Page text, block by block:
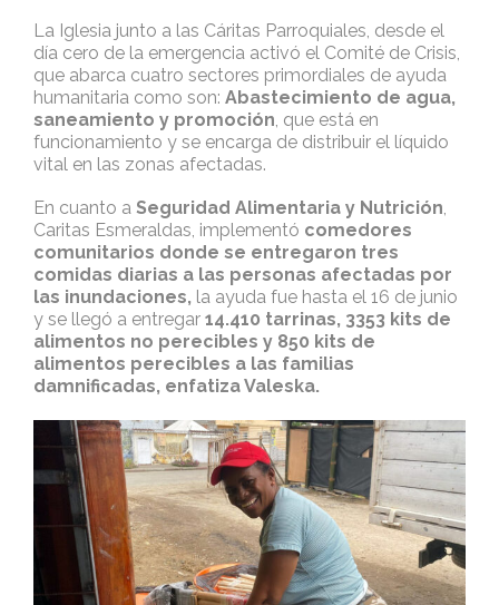
La Iglesia junto a las Cáritas Parroquiales, desde el
día cero de la emergencia activó el Comité de Crisis,
que abarca cuatro sectores primordiales de ayuda
humanitaria como son: Abastecimiento de agua,
saneamiento y promoción, que está en
funcionamiento y se encarga de distribuir el líquido
vital en las zonas afectadas.
En cuanto a Seguridad Alimentaria y Nutrición,
Caritas Esmeraldas, implementó comedores
comunitarios donde se entregaron tres
comidas diarias a las personas afectadas por
las inundaciones, la ayuda fue hasta el 16 de junio
y se llegó a entregar 14.410 tarrinas, 3353 kits de
alimentos no perecibles y 850 kits de
alimentos perecibles a las familias
damnificadas, enfatiza Valeska.